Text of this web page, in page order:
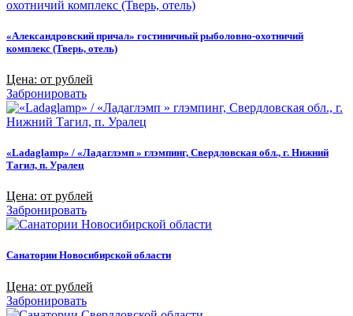
«Александровский причал» гостиничный рыболовно-охотничий
комплекс (Тверь, отель)
Цена: от рублей
Забронировать
«Ladaglamp» / «Ладаглэмп » глэмпинг, Свердловская обл., г. Нижний
Тагил, п. Уралец
Цена: от рублей
Забронировать
Санатории Новосибирской области
Цена: от рублей
Забронировать